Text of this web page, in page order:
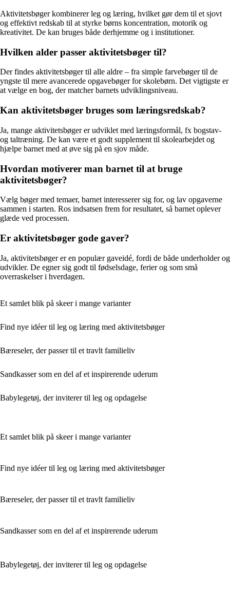
Aktivitetsbøger kombinerer leg og læring, hvilket gør dem til et sjovt
og effektivt redskab til at styrke børns koncentration, motorik og
kreativitet. De kan bruges både derhjemme og i institutioner.
Hvilken alder passer aktivitetsbøger til?
Der findes aktivitetsbøger til alle aldre – fra simple farvebøger til de
yngste til mere avancerede opgavebøger for skolebørn. Det vigtigste er
at vælge en bog, der matcher barnets udviklingsniveau.
Kan aktivitetsbøger bruges som læringsredskab?
Ja, mange aktivitetsbøger er udviklet med læringsformål, fx bogstav-
og taltræning. De kan være et godt supplement til skolearbejdet og
hjælpe barnet med at øve sig på en sjov måde.
Hvordan motiverer man barnet til at bruge
aktivitetsbøger?
Vælg bøger med temaer, barnet interesserer sig for, og lav opgaverne
sammen i starten. Ros indsatsen frem for resultatet, så barnet oplever
glæde ved processen.
Er aktivitetsbøger gode gaver?
Ja, aktivitetsbøger er en populær gaveidé, fordi de både underholder og
udvikler. De egner sig godt til fødselsdage, ferier og som små
overraskelser i hverdagen.
Et samlet blik på skeer i mange varianter
Find nye idéer til leg og læring med aktivitetsbøger
Bæreseler, der passer til et travlt familieliv
Sandkasser som en del af et inspirerende uderum
Babylegetøj, der inviterer til leg og opdagelse
Et samlet blik på skeer i mange varianter
Find nye idéer til leg og læring med aktivitetsbøger
Bæreseler, der passer til et travlt familieliv
Sandkasser som en del af et inspirerende uderum
Babylegetøj, der inviterer til leg og opdagelse